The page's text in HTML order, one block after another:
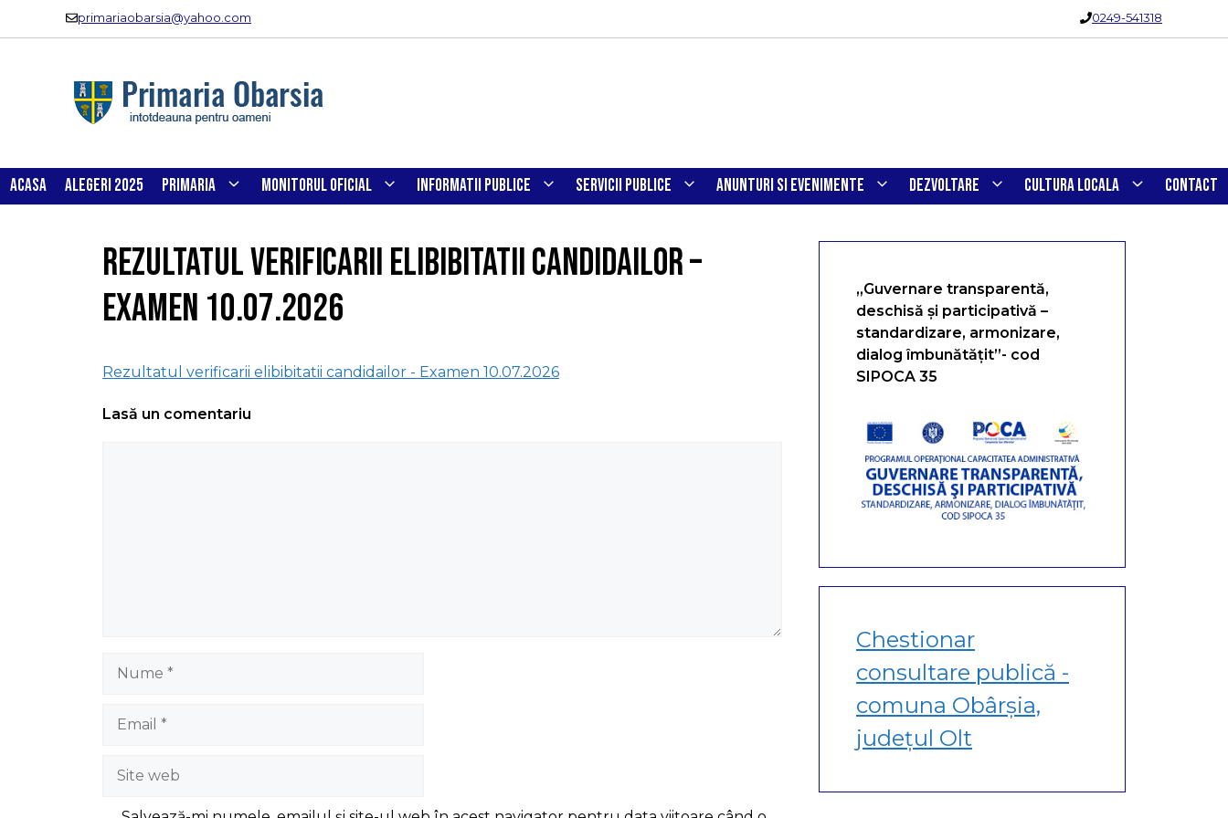
0249-541318
primariaobarsia@yahoo.com
ACASA ALEGERI 2025 PRIMARIA MONITORUL OFICIAL INFORMATII PUBLICE SERVICII PUBLICE ANUNTURI SI EVENIMENTE DEZVOLTARE CULTURA LOCALA CONTACT
Rezultatul verificarii elibibitatii candidailor –
Examen 10.07.2026
Rezultatul verificarii elibibitatii candidailor - Examen 10.07.2026
Lasă un comentariu
Site
web
„Guvernare transparentă,
deschisă și participativă –
standardizare, armonizare,
dialog îmbunătățit”- cod
SIPOCA 35
Chestionar
consultare publică -
comuna Obârșia,
județul Olt